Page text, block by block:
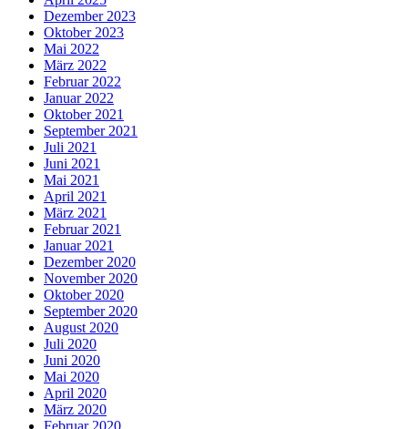
Dezember 2023
Oktober 2023
Mai 2022
März 2022
Februar 2022
Januar 2022
Oktober 2021
September 2021
Juli 2021
Juni 2021
Mai 2021
April 2021
März 2021
Februar 2021
Januar 2021
Dezember 2020
November 2020
Oktober 2020
September 2020
August 2020
Juli 2020
Juni 2020
Mai 2020
April 2020
März 2020